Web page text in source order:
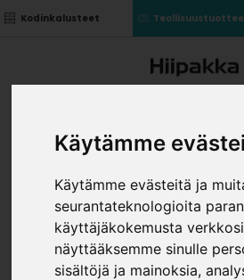
Käytämme
Käytämme evästeitä ja
seurantateknologioita
käyttäjäkokemusta
näyttääksemme sinulle
sisältöjä ja mainoksia,
Kodinkalusteet